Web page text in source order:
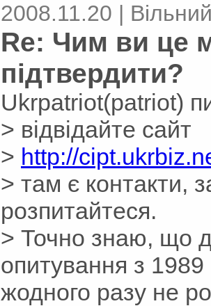
2008.11.20 |
Re: Чим ви це
підтвердити?
Ukrpatriot(patriot)
> відвідайте сайт
> http://
> там є контакти,
розпитайтеся.
> Точно знаю, що
опитування з 1989
жодного разу не